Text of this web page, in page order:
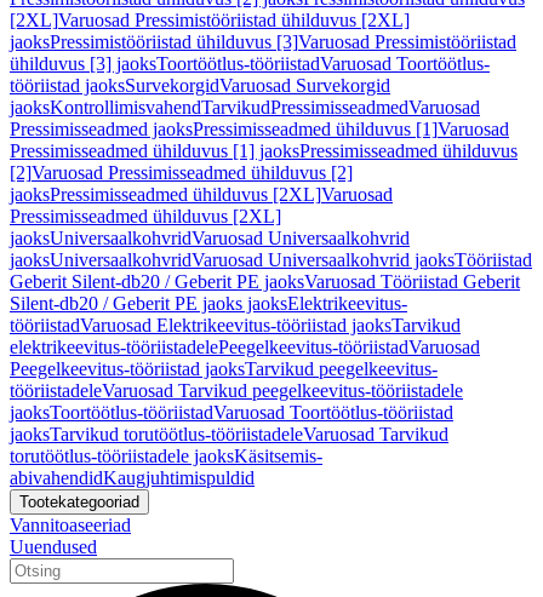
[2XL]Varuosad Pressimistööriistad ühilduvus [2XL]
jaoksPressimistööriistad ühilduvus [3]Varuosad Pressimistööriistad
ühilduvus [3] jaoksToortöötlus-tööriistadVaruosad Toortöötlus-
tööriistad jaoksSurvekorgidVaruosad Survekorgid
jaoksKontrollimisvahendTarvikudPressimisseadmedVaruosad
Pressimisseadmed jaoksPressimisseadmed ühilduvus [1]Varuosad
Pressimisseadmed ühilduvus [1] jaoksPressimisseadmed ühilduvus
[2]Varuosad Pressimisseadmed ühilduvus [2]
jaoksPressimisseadmed ühilduvus [2XL]Varuosad
Pressimisseadmed ühilduvus [2XL]
jaoksUniversaalkohvridVaruosad Universaalkohvrid
jaoksUniversaalkohvridVaruosad Universaalkohvrid jaoksTööriistad
Geberit Silent-db20 / Geberit PE jaoksVaruosad Tööriistad Geberit
Silent-db20 / Geberit PE jaoks jaoksElektrikeevitus-
tööriistadVaruosad Elektrikeevitus-tööriistad jaoksTarvikud
elektrikeevitus-tööriistadelePeegelkeevitus-tööriistadVaruosad
Peegelkeevitus-tööriistad jaoksTarvikud peegelkeevitus-
tööriistadeleVaruosad Tarvikud peegelkeevitus-tööriistadele
jaoksToortöötlus-tööriistadVaruosad Toortöötlus-tööriistad
jaoksTarvikud torutöötlus-tööriistadeleVaruosad Tarvikud
torutöötlus-tööriistadele jaoksKäsitsemis-
abivahendidKaugjuhtimispuldid
Tootekategooriad
Vannitoaseeriad
Uuendused